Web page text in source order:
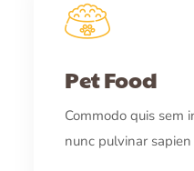
Pet Food
Commodo quis sem
nunc pulvinar